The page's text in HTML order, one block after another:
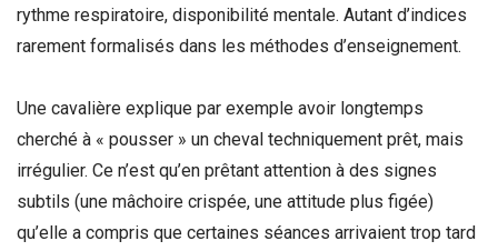
rythme respiratoire, disponibilité mentale. Autant d’indices
rarement formalisés dans les méthodes d’enseignement.
Une cavalière explique par exemple avoir longtemps
cherché à « pousser » un cheval techniquement prêt, mais
irrégulier. Ce n’est qu’en prêtant attention à des signes
subtils (une mâchoire crispée, une attitude plus figée)
qu’elle a compris que certaines séances arrivaient trop tard